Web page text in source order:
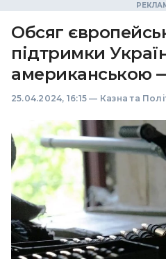
Обсяг
підтримки
американською
25.04.2024, 16:15 — Казна та